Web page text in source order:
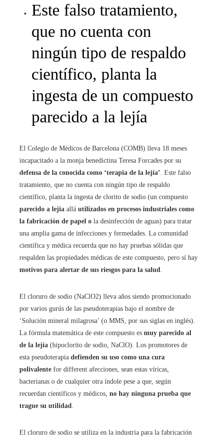
Este falso tratamiento,
que no cuenta con
ningún tipo de respaldo
científico, planta la
ingesta de un compuesto
parecido a la lejía
El Colegio de Médicos de Barcelona (COMB) lleva 18 meses
incapacitado a la monja benedictina Teresa Forcades por su
defensa de la conocida como ‘terapia de la lejía’ . Este falso
tratamiento, que no cuenta con ningún tipo de respaldo
científico, planta la ingesta de clorito de sodio (un compuesto
parecido a lejia allá utilizados en procesos industriales como
la fabricación de papel o la desinfección de aguas) para tratar
una amplia gama de infecciones y fermedades. La comunidad
científica y médica recuerda que no hay pruebas sólidas que
respalden las propiedades médicas de este compuesto, pero sí hay
motivos para alertar de sus riesgos para la salud
El cloruro de sodio (NaClO2) lleva años siendo promocionado
por varios gurús de las pseudoterapias bajo el nombre de
‘Solución mineral milagrosa’ (o MMS, por sus siglas en inglés).
La fórmula matemática de este compuesto es muy parecido al
de la lejía (hipoclorito de sodio, NaClO). Los promotores de
esta pseudoterapia defienden su uso como una cura
polivalente for different afecciones, sean estas víricas,
bacterianas o de cualquier otra índole pese a que, según
recuerdan científicos y médicos, no hay ninguna prueba que
trague su utilidad
El cloruro de sodio se utiliza en la industria para la fabricación